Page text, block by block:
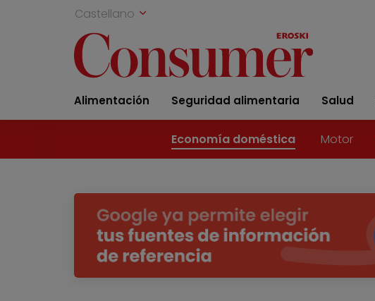
Castellano
Alimentación Seguridad alimentaria Salud
Economía doméstica Motor